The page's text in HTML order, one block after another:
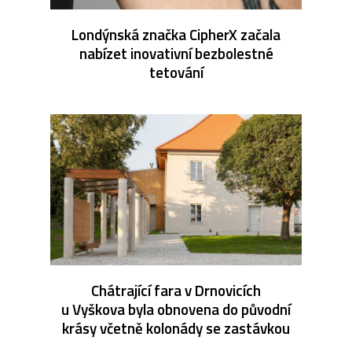
Londýnská značka CipherX začala
nabízet inovativní bezbolestné
tetování
Chátrající fara v Drnovicích
u Vyškova byla obnovena do původní
krásy včetně kolonády se zastávkou